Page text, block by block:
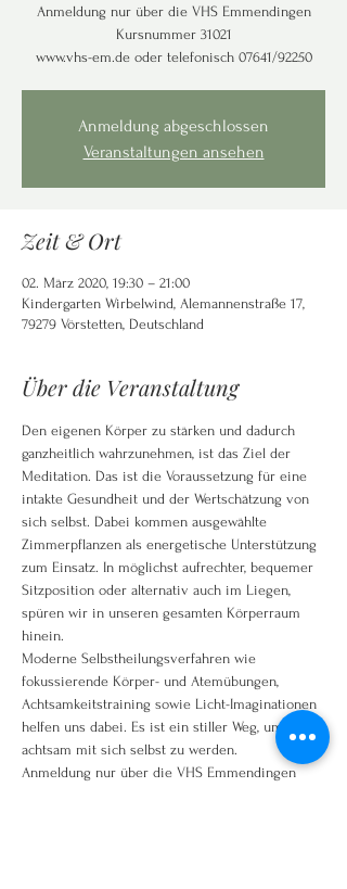
Anmeldung nur über die VHS Emmendingen
Kursnummer 31021
www.vhs-em.de oder telefonisch 07641/92250
Anmeldung abgeschlossen
Veranstaltungen ansehen
Zeit & Ort
02. März 2020, 19:30 – 21:00
Kindergarten Wirbelwind, Alemannenstraße 17,
79279 Vörstetten, Deutschland
Über die Veranstaltung
Den eigenen Körper zu stärken und dadurch
ganzheitlich wahrzunehmen, ist das Ziel der
Meditation. Das ist die Voraussetzung für eine
intakte Gesundheit und der Wertschätzung von
sich selbst. Dabei kommen ausgewählte
Zimmerpflanzen als energetische Unterstützung
zum Einsatz. In möglichst aufrechter, bequemer
Sitzposition oder alternativ auch im Liegen,
spüren wir in unseren gesamten Körperraum
hinein.
Moderne Selbstheilungsverfahren wie
fokussierende Körper- und Atemübungen,
Achtsamkeitstraining sowie Licht-Imaginationen
helfen uns dabei. Es ist ein stiller Weg, um
achtsam mit sich selbst zu werden.
Anmeldung nur über die VHS Emmendingen